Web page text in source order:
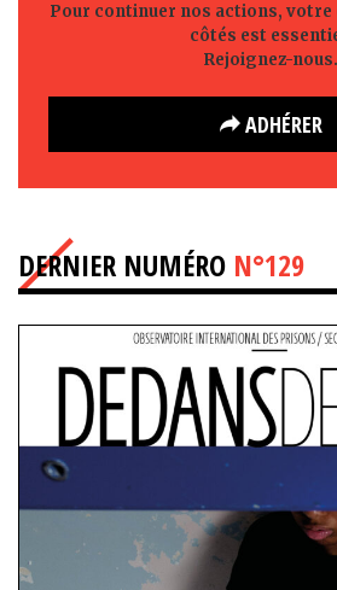
Pour continuer nos actions, votre
côtés est
Rejoignez-nous.
ADHÉRER
DERNIER NUMÉRO N°129